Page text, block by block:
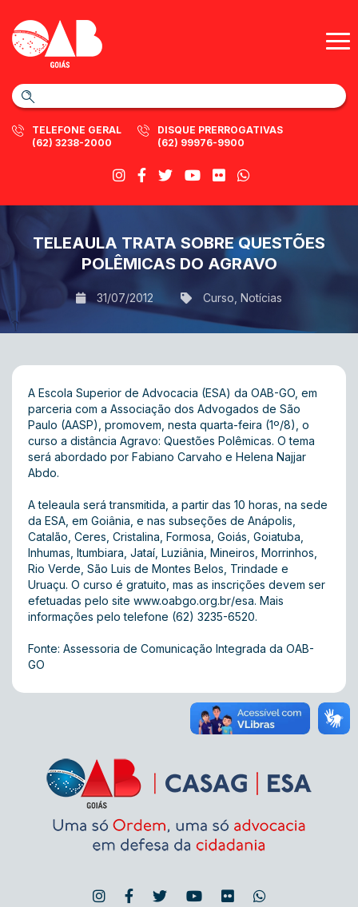
TELEFONE GERAL
(62) 3238-2000
DISQUE PRERROGATIVAS
(62) 99976-9900
TELEAULA TRATA SOBRE QUESTÕES
POLÊMICAS DO AGRAVO
31/07/2012 Curso Notícias
A Escola Superior de Advocacia (ESA) da OAB-GO, em
parceria com a Associação dos Advogados de São
Paulo (AASP), promovem, nesta quarta-feira (1º/8), o
curso a distância Agravo: Questões Polêmicas. O tema
será abordado por Fabiano Carvaho e Helena Najjar
Abdo.
A teleaula será transmitida, a partir das 10 horas, na sede
da ESA, em Goiânia, e nas subseções de Anápolis,
Catalão, Ceres, Cristalina, Formosa, Goiás, Goiatuba,
Inhumas, Itumbiara, Jataí, Luziânia, Mineiros, Morrinhos,
Rio Verde, São Luis de Montes Belos, Trindade e
Uruaçu. O curso é gratuito, mas as inscrições devem ser
efetuadas pelo site www.oabgo.org.br/esa. Mais
informações pelo telefone (62) 3235-6520.
Fonte: Assessoria de Comunicação Integrada da OAB-
GO